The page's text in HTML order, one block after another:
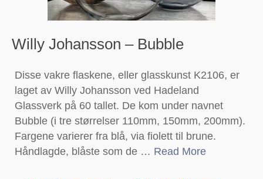
Willy Johansson – Bubble
Disse vakre flaskene, eller glasskunst K2106, er
laget av Willy Johansson ved Hadeland
Glassverk på 60 tallet. De kom under navnet
Bubble (i tre størrelser 110mm, 150mm, 200mm).
Fargene varierer fra blå, via fiolett til brune.
Håndlagde, blåste som de … Read More